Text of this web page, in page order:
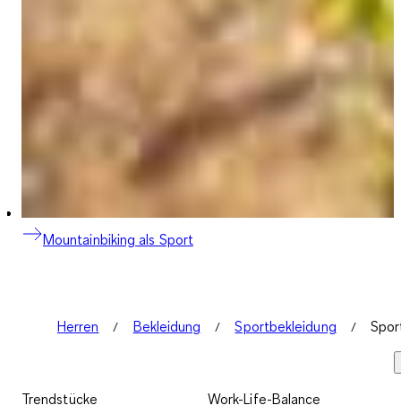
Mountainbiking als Sport
Herren Bekleidung Sportbekleidung
Trendstücke
Work-Life-Balance